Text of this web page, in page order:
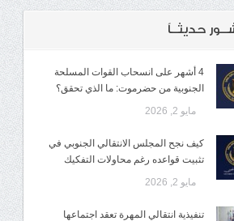
حديثــاً
4 أشهر على انسحاب القوات المسلحة
الجنوبية من حضرموت: ما الذي تحقق؟
مايو 2, 2026
كيف نجح المجلس الانتقالي الجنوبي في
تثبيت قواعده رغم محاولات التفكيك
مايو 2, 2026
تنفيذية انتقالي المهرة تعقد اجتماعها